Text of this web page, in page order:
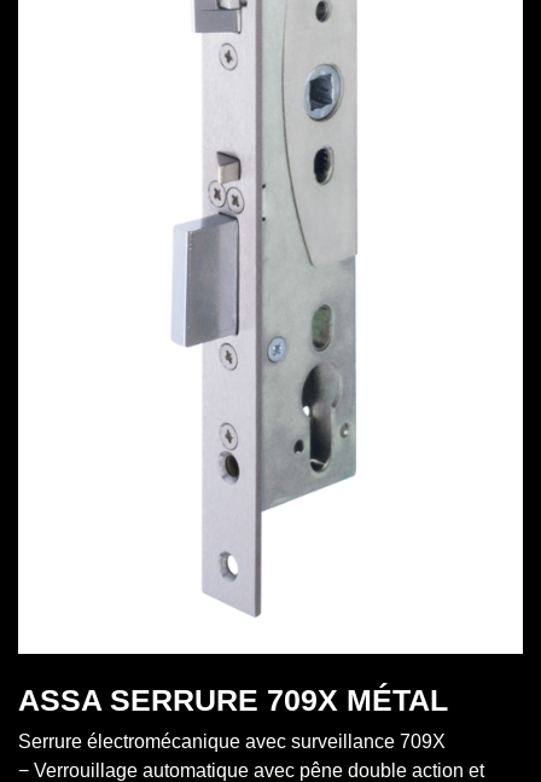
ASSA SERRURE 709X MÉTAL
Serrure électromécanique avec surveillance 709X
− Verrouillage automatique avec pêne double action et